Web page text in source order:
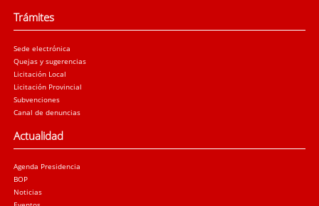
Trámites
Sede electrónica
Quejas y sugerencias
Licitación Local
Licitación Provincial
Subvenciones
Canal de denuncias
Actualidad
Agenda Presidencia
BOP
Noticias